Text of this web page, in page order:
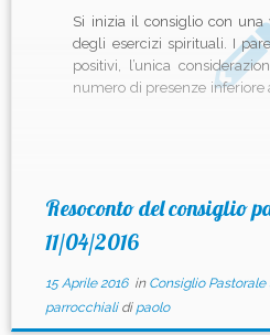
Si inizia il consiglio con una
degli esercizi spirituali. I
positivi, l’unica
numero di presenze inferiore
Resoconto del consiglio
11/04/2016
15 Aprile 2016in Consiglio Pastorale
parrocchiali di paolo